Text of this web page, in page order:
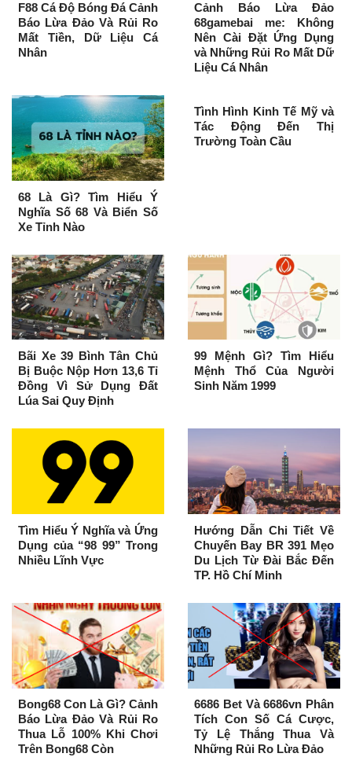
F88 Cá Độ Bóng Đá Cảnh
Báo Lừa Đảo Và Rủi Ro
Mất Tiền, Dữ Liệu Cá
Nhân
Cảnh Báo Lừa Đảo
68gamebai me: Không
Nên Cài Đặt Ứng Dụng
và Những Rủi Ro Mất Dữ
Liệu Cá Nhân
68 Là Gì? Tìm Hiểu Ý
Nghĩa Số 68 Và Biển Số
Xe Tỉnh Nào
Tình Hình Kinh Tế Mỹ và
Tác Động Đến Thị
Trường Toàn Cầu
Bãi Xe 39 Bình Tân Chủ
Bị Buộc Nộp Hơn 13,6 Tỉ
Đồng Vì Sử Dụng Đất
Lúa Sai Quy Định
99 Mệnh Gì? Tìm Hiểu
Mệnh Thổ Của Người
Sinh Năm 1999
Tìm Hiểu Ý Nghĩa và Ứng
Dụng của “98 99” Trong
Nhiều Lĩnh Vực
Hướng Dẫn Chi Tiết Về
Chuyến Bay BR 391 Mẹo
Du Lịch Từ Đài Bắc Đến
TP. Hồ Chí Minh
Bong68 Con Là Gì? Cảnh
Báo Lừa Đảo Và Rủi Ro
Thua Lỗ 100% Khi Chơi
Trên Bong68 Còn
6686 Bet Và 6686vn Phân
Tích Con Số Cá Cược,
Tỷ Lệ Thắng Thua Và
Những Rủi Ro Lừa Đảo